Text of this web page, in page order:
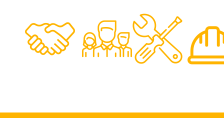
48
0
50
Experts